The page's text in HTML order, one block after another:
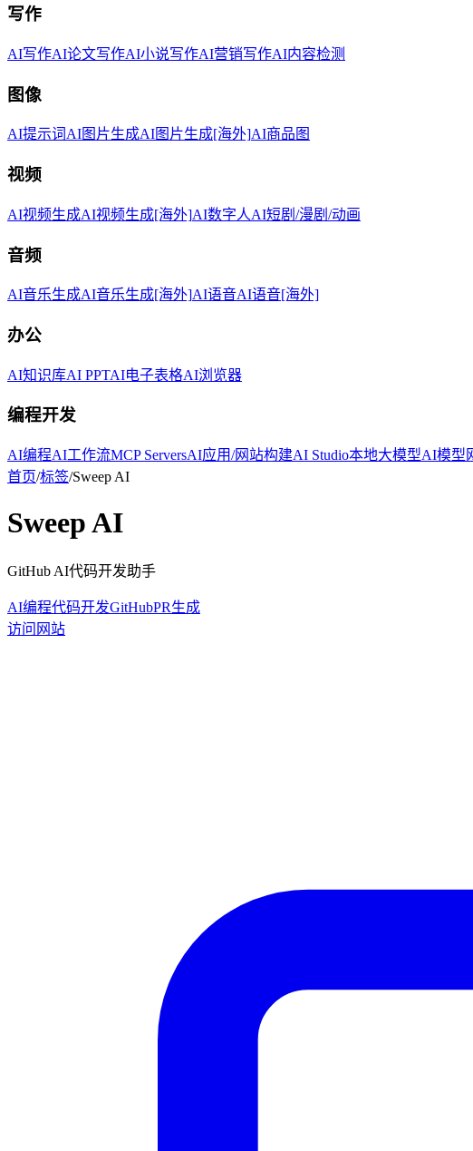
写作
AI写作AI论文写作AI小说写作AI营销写作AI内容检测
图像
AI提示词AI图片生成AI图片生成[海外]AI商品图
视频
AI视频生成AI视频生成[海外]AI数字人AI短剧/漫剧/动画
音频
AI音乐生成AI音乐生成[海外]AI语音AI语音[海外]
办公
AI知识库AI PPTAI电子表格AI浏览器
编程开发
AI编程AI工作流MCP ServersAI应用/网站构建AI Studio本地大模型AI模型
首页/标签/Sweep AI
Sweep AI
GitHub AI代码开发助手
AI编程代码开发GitHubPR生成
访问网站